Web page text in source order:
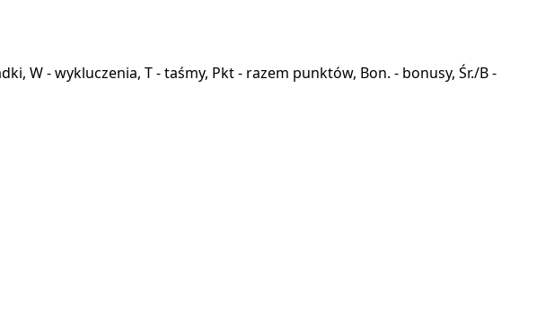
W - wykluczenia, T - taśmy, Pkt - razem punktów, Bon. - bonusy, Śr./B -